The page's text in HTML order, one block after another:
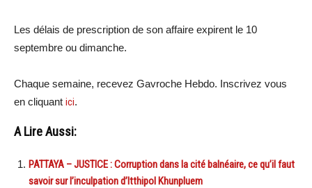
Les délais de prescription de son affaire expirent le 10
septembre ou dimanche.
Chaque semaine, recevez Gavroche Hebdo. Inscrivez vous
en cliquant ici.
A Lire Aussi:
PATTAYA – JUSTICE : Corruption dans la cité balnéaire, ce qu’il faut
savoir sur l’inculpation d’Itthipol Khunpluem